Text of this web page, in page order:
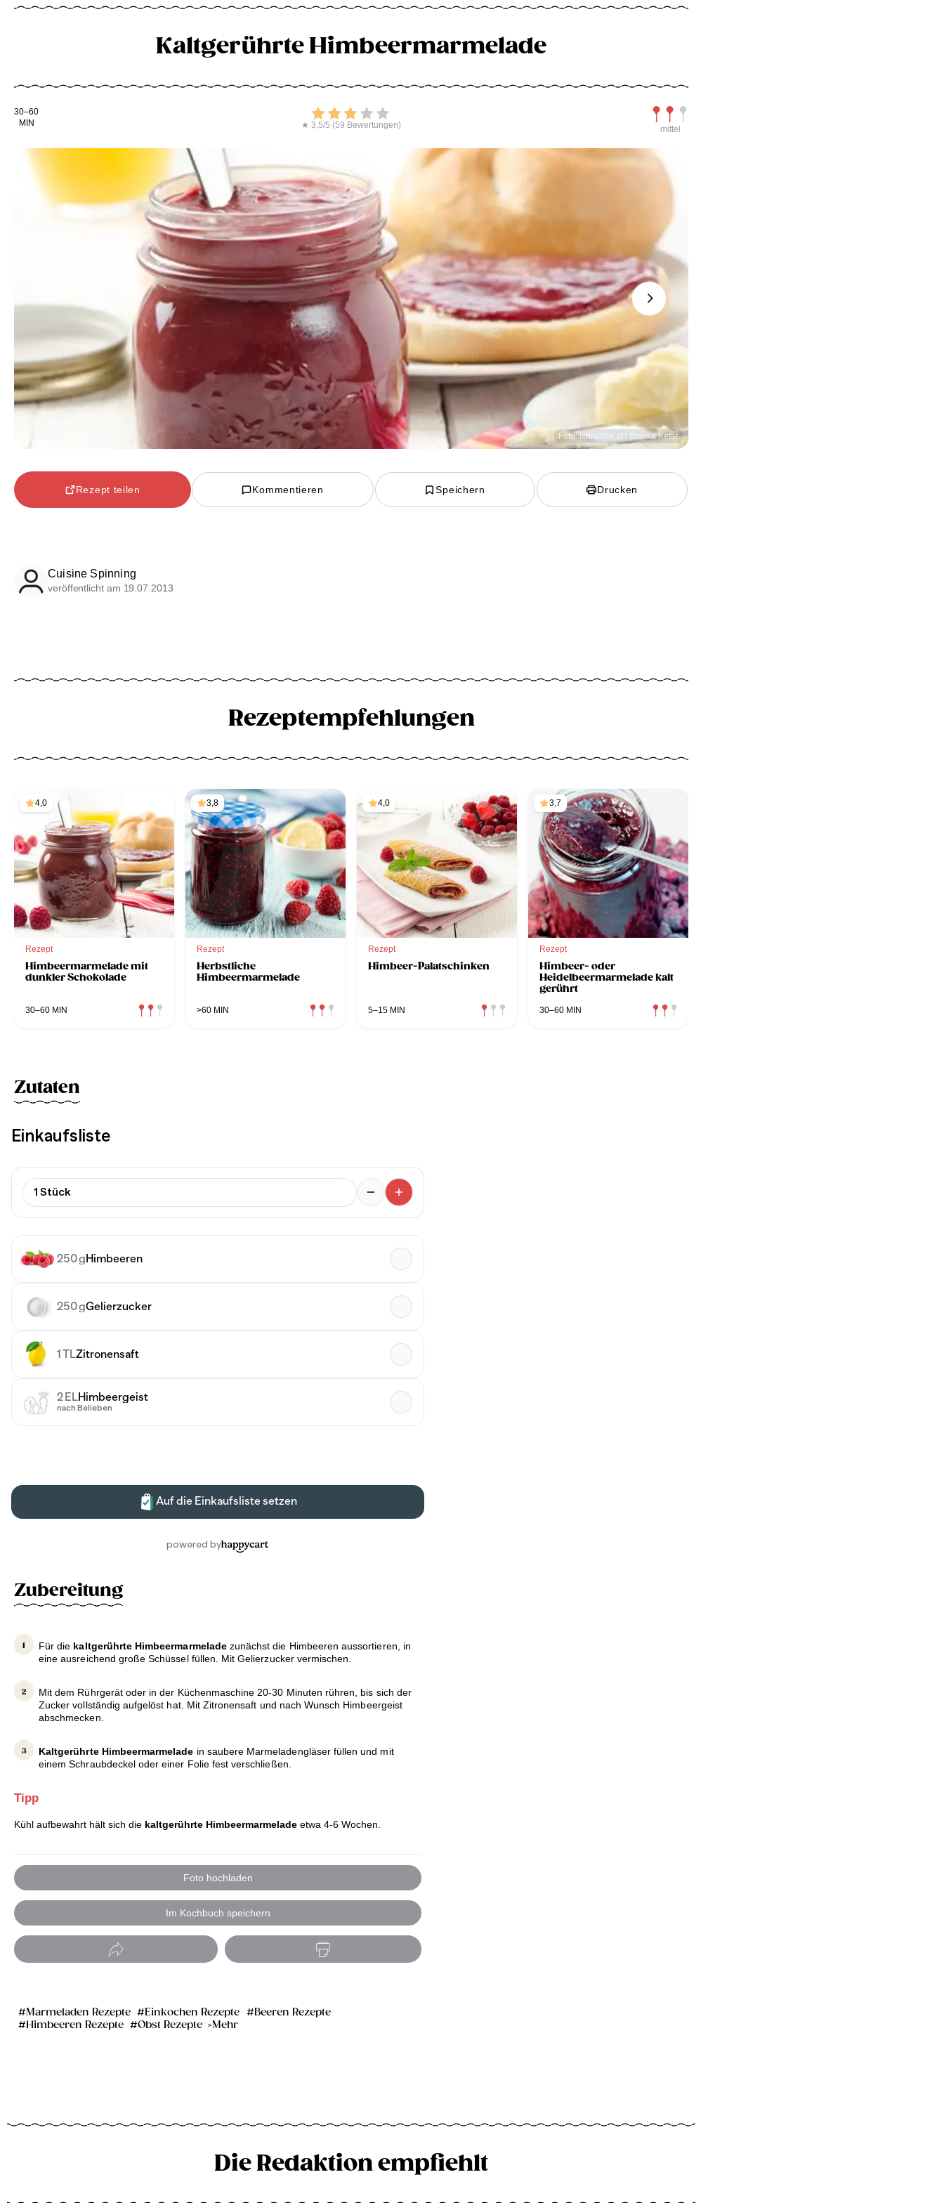
Kaltgerührte Himbeermarmelade
Kochdauer
30–60
MIN
Bewerten
★ 3,5/5 (59 Bewertungen)
Schwierigkeit
mittel
Foto: ichkoche.at / Blanka Kefer
Next
Rezept teilen Kommentieren Speichern Drucken
Cuisine Spinning
veröffentlicht am 19.07.2013
Rezeptempfehlungen
4,0
Rezept
Himbeermarmelade mit
dunkler Schokolade
30–60 MIN
3,8
Rezept
Herbstliche
Himbeermarmelade
>60 MIN
4,0
Rezept
Himbeer-Palatschinken
5–15 MIN
3,7
Rezept
Himbeer- oder
Heidelbeermarmelade kalt
gerührt
30–60 MIN
Zutaten
Zubereitung
Für die kaltgerührte Himbeermarmeladezunächst die Himbeeren aussortieren, in
eine ausreichend große Schüssel füllen. Mit Gelierzucker vermischen.
Mit dem Rührgerät oder in der Küchenmaschine 20-30 Minuten rühren, bis sich der
Zucker vollständig aufgelöst hat. Mit Zitronensaft und nach Wunsch Himbeergeist
abschmecken.
Kaltgerührte Himbeermarmelade in saubere Marmeladengläser füllen und mit
einem Schraubdeckel oder einer Folie fest verschließen.
Tipp
Kühl aufbewahrt hält sich die kaltgerührte Himbeermarmelade etwa 4-6 Wochen.
Foto hochladen
Im Kochbuch speichern
Marmeladen Rezepte Einkochen Rezepte
Beeren Rezepte
Himbeeren Rezepte
Obst Rezepte Mehr
Die Redaktion empfiehlt